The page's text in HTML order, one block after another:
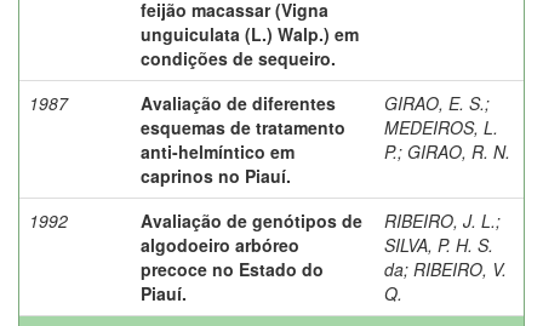
feijão macassar (Vigna
unguiculata (L.) Walp.) em
condições de sequeiro.
1987
Avaliação de diferentes
esquemas de tratamento
anti-helmíntico em
caprinos no Piauí.
GIRAO, E. S.;
MEDEIROS, L.
P.; GIRAO, R. N.
1992
Avaliação de genótipos de
algodoeiro arbóreo
precoce no Estado do
Piauí.
RIBEIRO, J. L.;
SILVA, P. H. S.
da; RIBEIRO, V.
Q.